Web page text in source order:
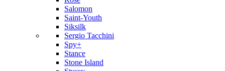
Salomon
Saint-Youth
Siksilk
Sergio Tacchini
Spy+
Stance
Stone Island